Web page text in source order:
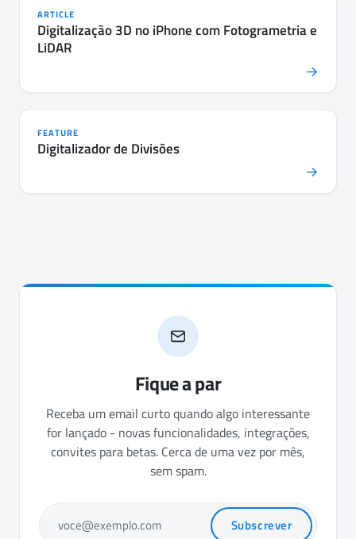
ARTICLE
Digitalização 3D no iPhone com Fotogrametria e
LiDAR
→
FEATURE
Digitalizador de Divisões
→
Fique a par
Receba um email curto quando algo interessante
for lançado - novas funcionalidades, integrações,
convites para betas. Cerca de uma vez por mês,
sem spam.
voce@exemplo.com Subscrever